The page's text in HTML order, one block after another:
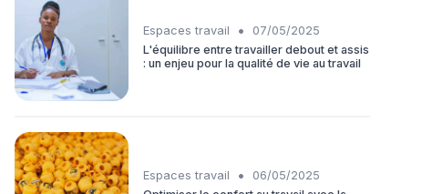
Espaces travail •
07/05/2025
L'équilibre entre travailler debout et assis
: un enjeu pour la qualité de vie au travail
Espaces travail •
06/05/2025